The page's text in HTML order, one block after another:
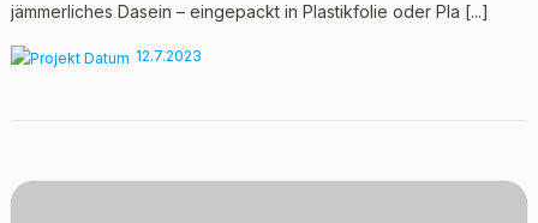
jämmerliches Dasein – eingepackt in Plastikfolie oder Pla [...]
12.7.2023